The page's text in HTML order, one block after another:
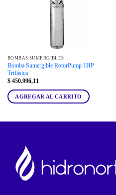
BOMBAS SUMERGIBLES
Bomba Sumergible RotorPump 1HP
Trifásica
$450.996,11
AGREGAR AL CARRITO